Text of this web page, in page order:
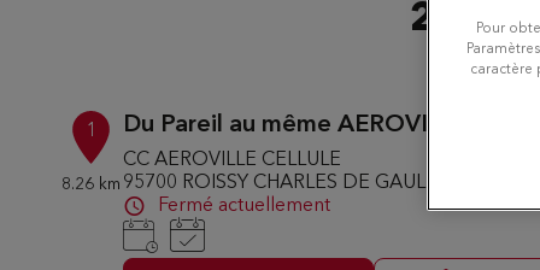
24
1
8.26 km
Du Pareil au même AEROVILLE
CC AEROVILLE CELLULE
95700 ROISSY CHARLES DE GAULLE
Fermé actuellement
Pour
caractère